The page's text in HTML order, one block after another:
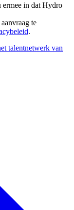
ermee in dat Hydro
te
.
talentnetwerk van